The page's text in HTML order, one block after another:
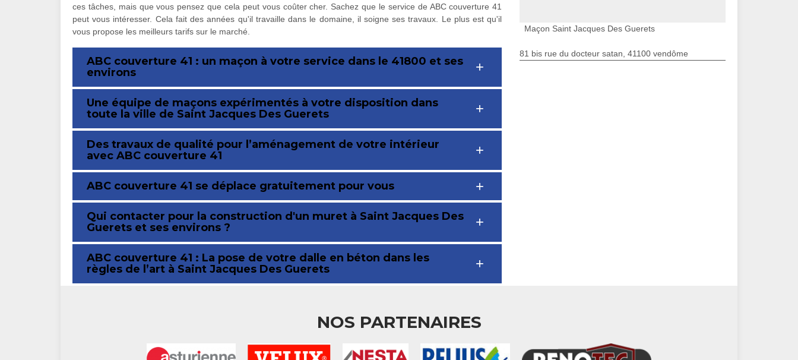
ces tâches, mais que vous pensez que cela peut vous coûter cher. Sachez que le service de ABC couverture 41
peut vous intéresser. Cela fait des années qu'il travaille dans le domaine, il soigne ses travaux. Le plus est qu'il
vous propose les meilleurs tarifs sur le marché.
ABC couverture 41 : un maçon à votre service dans le 41800 et ses
environs
Une équipe de maçons expérimentés à votre disposition dans
toute la ville de Saint Jacques Des Guerets
Des travaux de qualité pour l’aménagement de votre intérieur
avec ABC couverture 41
ABC couverture 41 se déplace gratuitement pour vous
Qui contacter pour la construction d'un muret à Saint Jacques Des
Guerets et ses environs ?
ABC couverture 41 : La pose de votre dalle en béton dans les
règles de l’art à Saint Jacques Des Guerets
Maçon Saint Jacques Des Guerets
81 bis rue du docteur satan, 41100 vendôme
NOS PARTENAIRES